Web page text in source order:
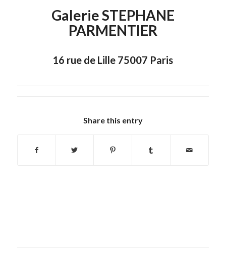
Galerie STEPHANE
PARMENTIER
16 rue de Lille 75007 Paris
Share this entry